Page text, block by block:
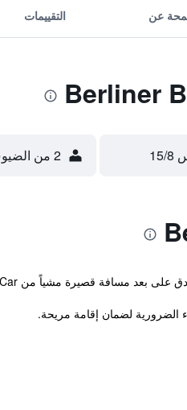
عن التقييمات
8 2 من الضيوف، غرفة واحدة